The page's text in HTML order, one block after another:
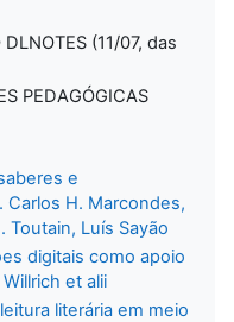
(11/07, das
PEDAGÓGICAS
e
H. Marcondes,
Toutain, Luís Sayão
digitais como apoio
et alii
literária em meio